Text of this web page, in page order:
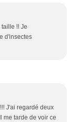
!! Je
d'insectes
J'ai regardé deux
me tarde de voir ce